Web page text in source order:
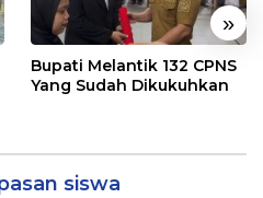
»
Bupati Melantik 132 CPNS
Yang Sudah Dikukuhkan
siswa